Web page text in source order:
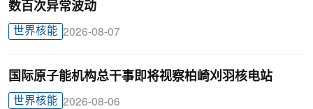
数百次异常波动
世界核能 2026-08-07
国际原子能机构总干事即将视察柏崎刈羽核电站
世界核能 2026-08-06